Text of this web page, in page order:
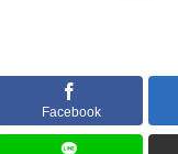
Facebook